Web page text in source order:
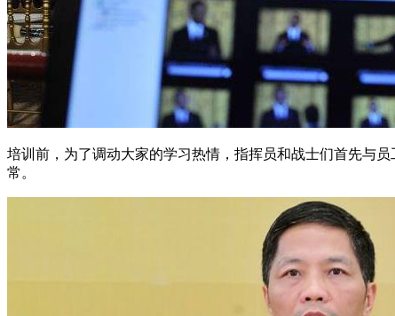
培训前，为了调动大家的学习热情，指挥员和战士们首先与
常。